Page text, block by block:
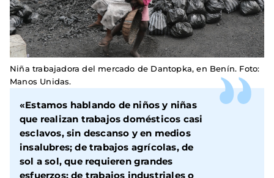
Niña trabajadora del mercado de Dantopka, en Benín. Foto:
Manos Unidas.
«Estamos hablando de niños y niñas
que realizan trabajos domésticos casi
esclavos, sin descanso y en medios
insalubres; de trabajos agrícolas, de
sol a sol, que requieren grandes
esfuerzos; de trabajos industriales o